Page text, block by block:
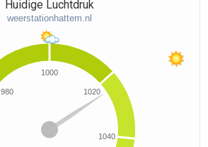
Huidige Luchtdruk
weerstationhattem.nl
980
1000
1020
1040